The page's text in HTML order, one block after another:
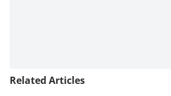
Related Articles